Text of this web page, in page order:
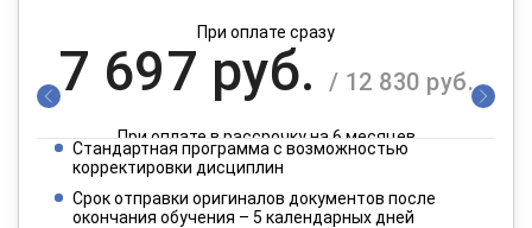
При оплате сразу
7 697 руб. / 12 830 руб.
При оплате в рассрочку на 6 месяцев
3 849 руб.
Стандартная программа с возможностью
корректировки дисциплин
Срок отправки оригиналов документов после
окончания обучения – 5 календарных дней